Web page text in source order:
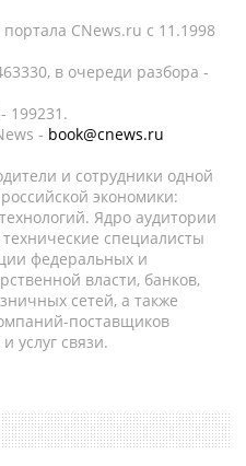
CNews.ru c 11.1998
в очереди разбора -
199231.
- book@cnews.ru
и сотрудники одной
экономики:
Ядро аудитории
специалисты
федеральных и
власти, банков,
сетей, а также
поставщиков
услуг связи.